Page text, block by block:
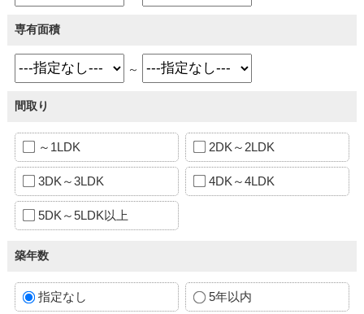
専有面積
～
間取り
～1LDK 2DK～2LDK
3DK～3LDK 4DK～4LDK
5DK～5LDK以上
築年数
指定なし 5年以内